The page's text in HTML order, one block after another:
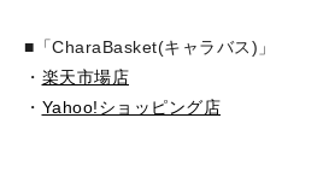
■「CharaBasket(キャラバス)」
・ 楽天市場店
・ Yahoo!ショッピング店